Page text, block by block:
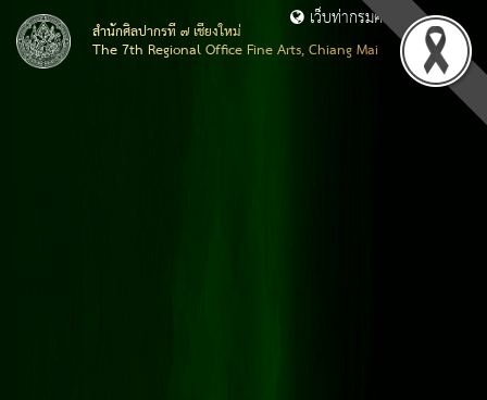
สำนักศิลปากรที่ ๗ เชียงใหม่
The 7th Regional Office Fine Arts, Chiang Mai
เว็บท่ากรมศิลปากร